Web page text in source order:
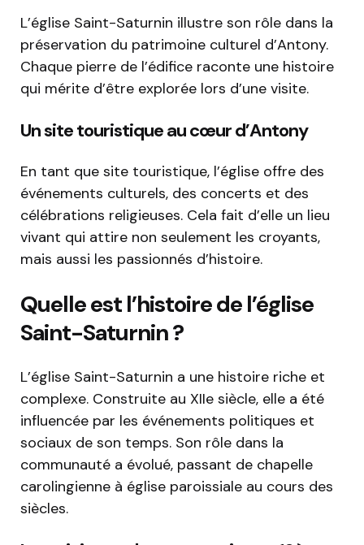
L’église Saint-Saturnin illustre son rôle dans la
préservation du patrimoine culturel d’Antony.
Chaque pierre de l’édifice raconte une histoire
qui mérite d’être explorée lors d’une visite.
Un site touristique au cœur d’Antony
En tant que site touristique, l’église offre des
événements culturels, des concerts et des
célébrations religieuses. Cela fait d’elle un lieu
vivant qui attire non seulement les croyants,
mais aussi les passionnés d’histoire.
Quelle est l’histoire de l’église
Saint-Saturnin ?
L’église Saint-Saturnin a une histoire riche et
complexe. Construite au XIIe siècle, elle a été
influencée par les événements politiques et
sociaux de son temps. Son rôle dans la
communauté a évolué, passant de chapelle
carolingienne à église paroissiale au cours des
siècles.